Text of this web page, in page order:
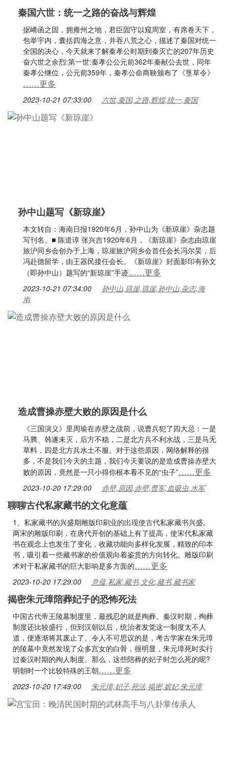
秦国六世：统一之路的奋战与辉煌
据崤函之固，拥雍州之地，君臣固守以窥周室，有席卷天下，
包举宇内，囊括四海之意，并吞八荒之心，描述了秦国对统一
全国的决心，今天就来了解秦孝公时期到秦灭亡的207年历史
奋六世之余烈:第一世:秦孝公公元前362年秦献公去世，同年
秦孝公继位，公元前359年，秦孝公命商鞅颁布了《垦草令》
……更多
2023-10-21 07:33:00 六世,秦国,之路,辉煌,统一,秦国
孙中山题写《新琼崖》
本文转自：海南日报1920年6月，孙中山为《新琼崖》杂志题
写刊名。■ 陈道谆 张兴吉1920年6月，《新琼崖》杂志由琼崖
旅沪同乡会创办于上海，琼崖旅沪同乡会首任会长冯尔昊，后
冯赴德留学，由王器民接任会长。《新琼崖》封面影印有孙文
（即孙中山）题写的“新琼崖”手迹……更多
2023-10-21 07:34:00
孙中山,琼崖,琼崖,孙中山,杂志,海
南
造成曹操赤壁大败的原因是什么
《三国演义》里周瑜在赤壁之战前，说曹兵犯了四大忌：一是
马腾、韩遂未灭，后方不稳，二是北方兵不利水战，三是马无
草料，四是北方兵水土不服。对于这些原因，网络解释的很
多，不是我们今天的主题，我们今天要说的是造成曹操赤壁大
败的原因，竟然是一只小得你根本看不见的“虫子”……更多
2023-10-20 17:29:00 赤壁,原因,赤壁,曹军,血吸虫,水军
聊聊古代私家藏书的文化意蕴
1、私家藏书的兴盛期雕版印刷业的出现使古代私家藏书兴盛。
两宋的雕版印刷，在唐代开创的基础上有了提高，使宋代私家藏
书在观念上也发生了变化，收藏功能向多样化发展，精致的印本
书，吸引着一些藏书家的价值观向着鉴赏的方向转化。雕版印刷
术对于私家藏书的巨大影响是多方面的……更多
2023-10-20 17:29:00 意蕴,私家,藏书,文化,藏书,藏书家
揭密朱元璋陪葬妃子的恐怖死法
中国古代帝王陵墓制度里，最残忍的就是殉葬。秦汉时期，殉葬
制度还比较盛行，但到汉朝以后，统治者发觉这一制度太不人
道，便逐渐将其废止了。令人不可思议的是，考古学家在朱元璋
的陵墓中竟然发现了众多宫女的白骨，很明显，朱元璋死时实行
过秦汉时期的殉人制度。那么，这些陪葬的妃子时怎么死的呢?
明朝时一个比较特殊的王朝……更多
2023-10-20 17:49:00 朱元璋,妃子,死法,揭密,嫔妃,朱元璋